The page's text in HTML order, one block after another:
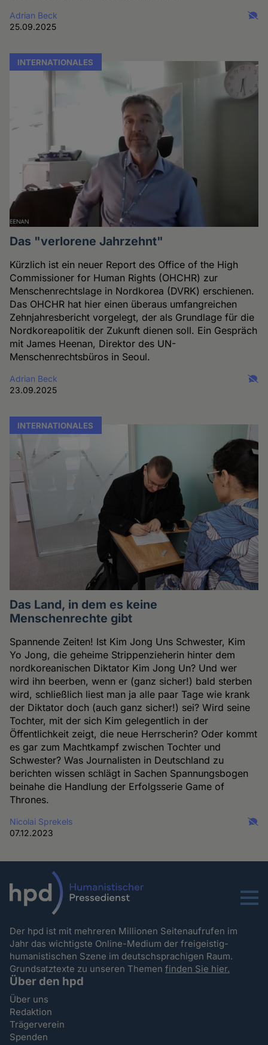
Adrian Beck
25.09.2025
INTERNATIONALES
Das "verlorene Jahrzehnt"
Kürzlich ist ein neuer Report des Office of the High
Commissioner for Human Rights (OHCHR) zur
Menschenrechtslage in Nordkorea (DVRK) erschienen.
Das OHCHR hat hier einen überaus umfangreichen
Zehnjahresbericht vorgelegt, der als Grundlage für die
Nordkoreapolitik der Zukunft dienen soll. Ein Gespräch
mit James Heenan, Direktor des UN-
Menschenrechtsbüros in Seoul.
Adrian Beck
23.09.2025
INTERNATIONALES
Das Land, in dem es keine
Menschenrechte gibt
Spannende Zeiten! Ist Kim Jong Uns Schwester, Kim
Yo Jong, die geheime Strippenzieherin hinter dem
nordkoreanischen Diktator Kim Jong Un? Und wer
wird ihn beerben, wenn er (ganz sicher!) bald sterben
wird, schließlich liest man ja alle paar Tage wie krank
der Diktator doch (auch ganz sicher!) sei? Wird seine
Tochter, mit der sich Kim gelegentlich in der
Öffentlichkeit zeigt, die neue Herrscherin? Oder kommt
es gar zum Machtkampf zwischen Tochter und
Schwester? Was Journalisten in Deutschland zu
berichten wissen schlägt in Sachen Spannungsbogen
beinahe die Handlung der Erfolgsserie Game of
Thrones.
Nicolai Sprekels
07.12.2023
Menu
Der hpd ist mit mehreren Millionen Seitenaufrufen im
Jahr das wichtigste Online-Medium der freigeistig-
humanistischen Szene im deutschsprachigen Raum.
Grundsatztexte zu unseren Themenfinden Sie hier.
Über den hpd
Über uns
Redaktion
Trägerverein
Spenden